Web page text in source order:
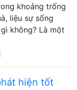
khoảng trống
liệu sự sống
không? Là một
hiện tốt